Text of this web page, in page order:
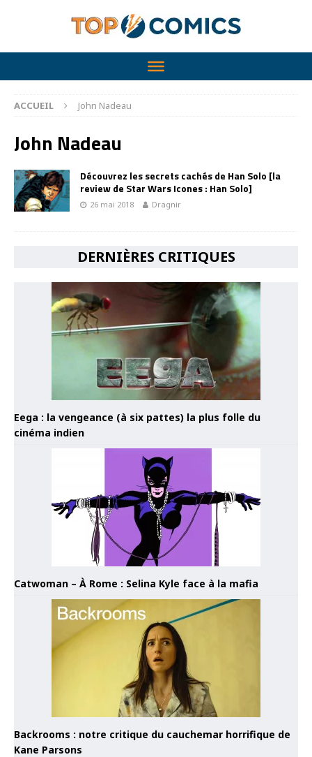
ACCUEIL John Nadeau
John Nadeau
Découvrez les secrets cachés de Han Solo [la
review de Star Wars Icones : Han Solo]
26 mai 2018 Dragnir
DERNIÈRES CRITIQUES
Eega : la vengeance (à six pattes) la plus folle du
cinéma indien
Catwoman – À Rome : Selina Kyle face à la mafia
Backrooms : notre critique du cauchemar horrifique de
Kane Parsons